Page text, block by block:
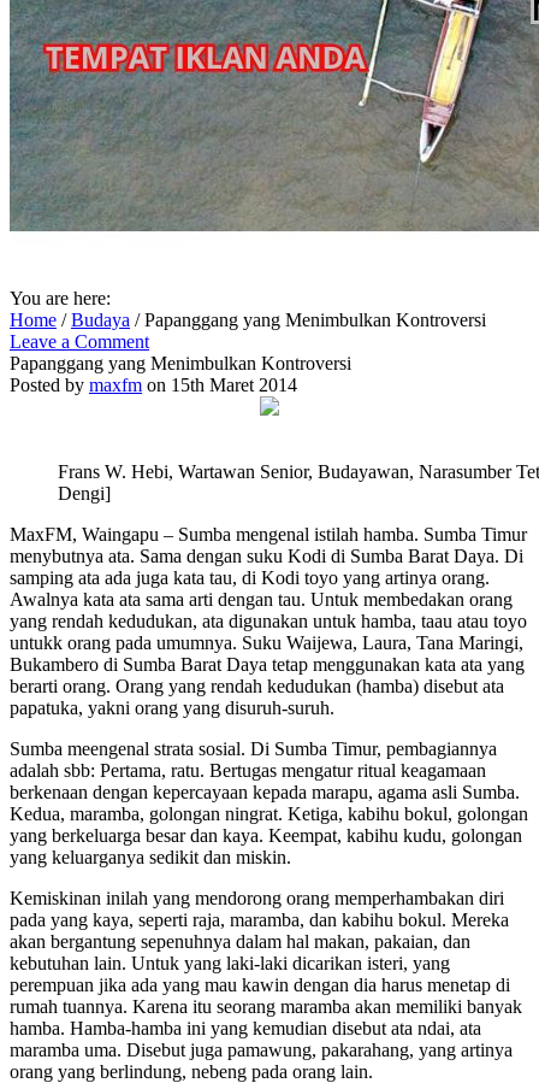
You are here:
Home /Budaya /Papanggang yang Menimbulkan Kontroversi
Leave a Comment
Papanggang yang Menimbulkan Kontroversi
Posted by maxfm on 15th Maret 2014
Frans W. Hebi, Wartawan Senior, Budayawan, Narasumber
Dengi]
MaxFM, Waingapu – Sumba mengenal istilah hamba. Sumba Timur
menybutnya ata. Sama dengan suku Kodi di Sumba Barat Daya. Di
samping ata ada juga kata tau, di Kodi toyo yang artinya orang.
Awalnya kata ata sama arti dengan tau. Untuk membedakan orang
yang rendah kedudukan, ata digunakan untuk hamba, taau atau toyo
untukk orang pada umumnya. Suku Waijewa, Laura, Tana Maringi,
Bukambero di Sumba Barat Daya tetap menggunakan kata ata yang
berarti orang. Orang yang rendah kedudukan (hamba) disebut ata
papatuka, yakni orang yang disuruh-suruh.
Sumba meengenal strata sosial. Di Sumba Timur, pembagiannya
adalah sbb: Pertama, ratu. Bertugas mengatur ritual keagamaan
berkenaan dengan kepercayaan kepada marapu, agama asli Sumba.
Kedua, maramba, golongan ningrat. Ketiga, kabihu bokul, golongan
yang berkeluarga besar dan kaya. Keempat, kabihu kudu, golongan
yang keluarganya sedikit dan miskin.
Kemiskinan inilah yang mendorong orang memperhambakan diri
pada yang kaya, seperti raja, maramba, dan kabihu bokul. Mereka
akan bergantung sepenuhnya dalam hal makan, pakaian, dan
kebutuhan lain. Untuk yang laki-laki dicarikan isteri, yang
perempuan jika ada yang mau kawin dengan dia harus menetap di
rumah tuannya. Karena itu seorang maramba akan memiliki banyak
hamba. Hamba-hamba ini yang kemudian disebut ata ndai, ata
maramba uma. Disebut juga pamawung, pakarahang, yang artinya
orang yang berlindung, nebeng pada orang lain.